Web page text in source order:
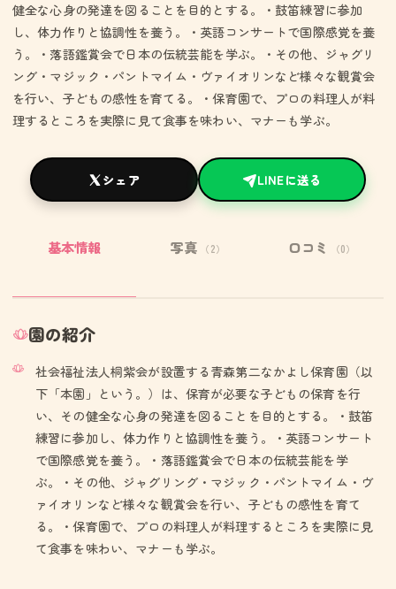
健全な心身の発達を図ることを目的とする。・鼓笛練習に参加
し、体力作りと協調性を養う。・英語コンサートで国際感覚を養
う。・落語鑑賞会で日本の伝統芸能を学ぶ。・その他、ジャグリ
ング・マジック・パントマイム・ヴァイオリンなど様々な観賞会
を行い、子どもの感性を育てる。・保育園で、プロの料理人が料
理するところを実際に見て食事を味わい、マナーも学ぶ。
シェア LINEに送る
基本情報 写真 （2） 口コミ （0）
園の紹介
社会福祉法人桐紫会が設置する青森第二なかよし保育園（以
下「本園」という。）は、保育が必要な子どもの保育を行
い、その健全な心身の発達を図ることを目的とする。・鼓笛
練習に参加し、体力作りと協調性を養う。・英語コンサート
で国際感覚を養う。・落語鑑賞会で日本の伝統芸能を学
ぶ。・その他、ジャグリング・マジック・パントマイム・ヴ
ァイオリンなど様々な観賞会を行い、子どもの感性を育て
る。・保育園で、プロの料理人が料理するところを実際に見
て食事を味わい、マナーも学ぶ。